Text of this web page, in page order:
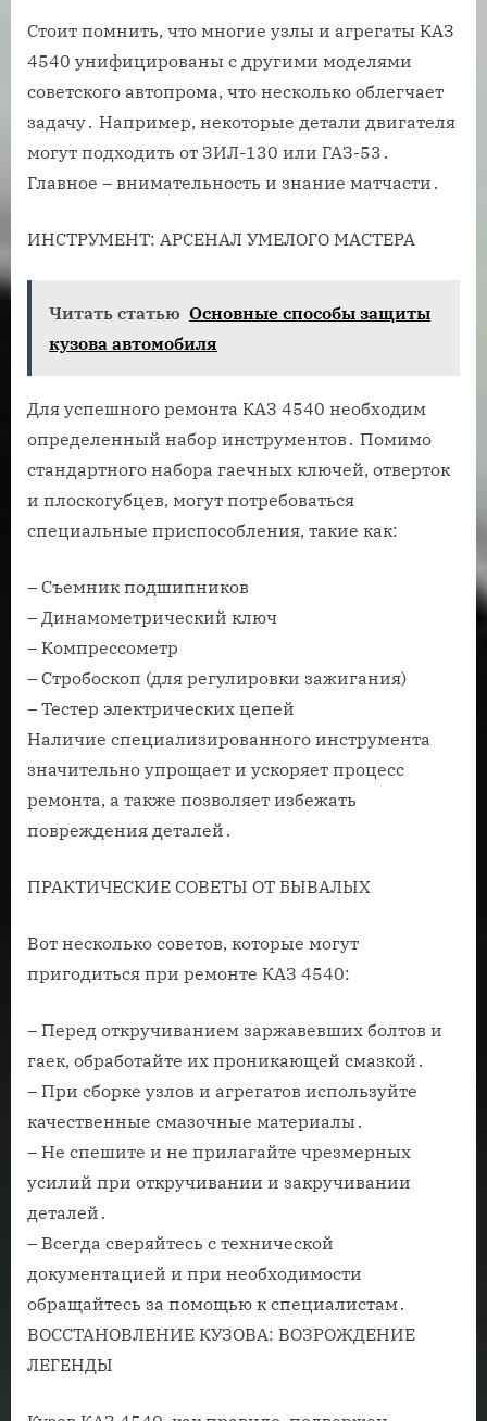
Стоит помнить, что многие узлы и агрегаты КАЗ
4540 унифицированы с другими моделями
советского автопрома, что несколько облегчает
задачу․ Например, некоторые детали двигателя
могут подходить от ЗИЛ-130 или ГАЗ-53․
Главное – внимательность и знание матчасти․
ИНСТРУМЕНТ: АРСЕНАЛ УМЕЛОГО МАСТЕРА
Читать статью Основные способы защиты
кузова автомобиля
Для успешного ремонта КАЗ 4540 необходим
определенный набор инструментов․ Помимо
стандартного набора гаечных ключей, отверток
и плоскогубцев, могут потребоваться
специальные приспособления, такие как:
– Съемник подшипников
– Динамометрический ключ
– Компрессометр
– Стробоскоп (для регулировки зажигания)
– Тестер электрических цепей
Наличие специализированного инструмента
значительно упрощает и ускоряет процесс
ремонта, а также позволяет избежать
повреждения деталей․
ПРАКТИЧЕСКИЕ СОВЕТЫ ОТ БЫВАЛЫХ
Вот несколько советов, которые могут
пригодиться при ремонте КАЗ 4540:
– Перед откручиванием заржавевших болтов и
гаек, обработайте их проникающей смазкой․
– При сборке узлов и агрегатов используйте
качественные смазочные материалы․
– Не спешите и не прилагайте чрезмерных
усилий при откручивании и закручивании
деталей․
– Всегда сверяйтесь с технической
документацией и при необходимости
обращайтесь за помощью к специалистам․
ВОССТАНОВЛЕНИЕ КУЗОВА: ВОЗРОЖДЕНИЕ
ЛЕГЕНДЫ